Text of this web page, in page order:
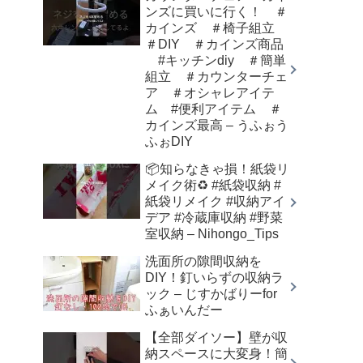
ンズに買いに行く！ ＃
カインズ ＃椅子組立
＃DIY ＃カインズ商品
#キッチンdiy ＃簡単
組立 ＃カウンターチェ
ア ＃オシャレアイテ
ム #便利アイテム ＃
カインズ最高 – うふぉう
ふぉDIY
📦知らなきゃ損！紙袋リ
メイク術♻️ #紙袋収納 #
紙袋リメイク #収納アイ
デア #冷蔵庫収納 #野菜
室収納 – Nihongo_Tips
洗面所の隙間収納を
DIY！釘いらずの収納ラ
ック – じすかばりーfor
ふぁいんだー
【全部ダイソー】壁が収
納スペースに大変身！簡